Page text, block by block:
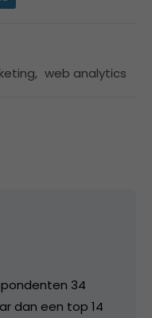
, web analytics
34
dan een top 14